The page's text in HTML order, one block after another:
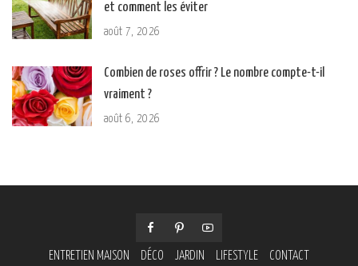
et comment les éviter
août 7, 2026
Combien de roses offrir ? Le nombre compte-t-il
vraiment ?
août 6, 2026
ENTRETIEN MAISON DÉCO JARDIN LIFESTYLE CONTACT